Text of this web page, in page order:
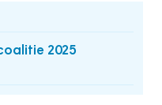
2025